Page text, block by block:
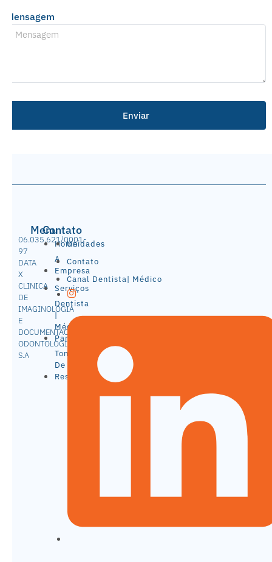
Mensagem
Enviar
06.035.621/0001-
97
DATA
X
CLINICA
DE
IMAGINOLOGIA
E
DOCUMENTACAO
ODONTOLOGICA
S.A
Menu
Home
A
Empresa
Serviços
Dentista
|
Médico
Parceiro
Tomografia
De Alta
Resolução
Contato
Unidades
Contato
Canal Dentista| Médico